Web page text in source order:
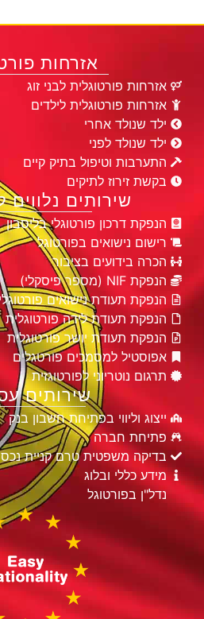
אזרחות
אזרחות פורטוגלית לבני זוג
אזרחות פורטוגלית לילדים
ילד שנולד אחרי
ילד שנולד לפני
התערבות וטיפול בתיק קיים
בקשת זירוז לתיקים
שירותים נלווים
הנפקת דרכון פורטוגלי בליסבון
רישום נישואים בפורטוגל
הכרה בידועים בציבור
הנפקת NIF (מספר פיסקלי)
הנפקת תעודת נישואים
הנפקת תעודת לידה פורטוגלית
הנפקת תעודת יושר פורטוגלית
אפוסטיל למסמכים פורטגלים
תרגום נוטריוני לפורטוגזית
שירותים
ייצוג וליווי בפתיחת חשבון בנק
פתיחת חברה
בדיקה משפטית טרם קניית נכס
מידע כללי ובלוג
נדל"ן בפורטוגל